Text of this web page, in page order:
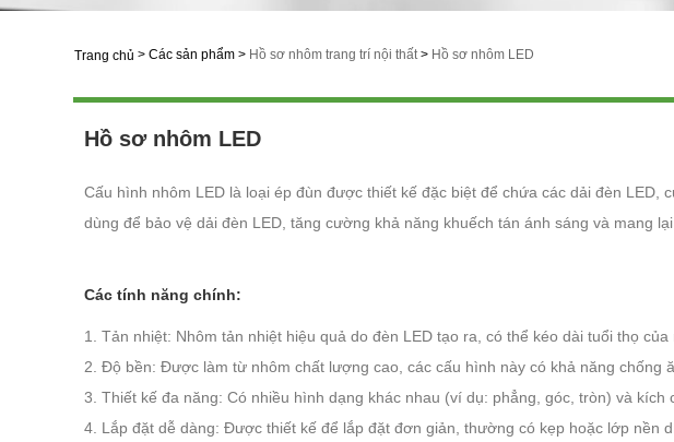
Trang chủ > Các sản phẩm > Hồ sơ nhôm trang trí nội thất> Hồ sơ nhôm LED
Hồ sơ nhôm LED
Cấu hình nhôm LED là loại ép đùn được thiết kế đặc biệt để chứa các dải đèn
dùng để bảo vệ dải đèn LED, tăng cường khả năng khuếch tán ánh sáng và mang
Các tính năng chính:
1. Tản nhiệt: Nhôm tản nhiệt hiệu quả do đèn LED tạo ra, có thể kéo dài tuổi thọ của
2. Độ bền: Được làm từ nhôm chất lượng cao, các cấu hình này có khả năng chống
3. Thiết kế đa năng: Có nhiều hình dạng khác nhau (ví dụ: phẳng, góc, tròn) và
4. Lắp đặt dễ dàng: Được thiết kế để lắp đặt đơn giản, thường có kẹp hoặc lớp nền